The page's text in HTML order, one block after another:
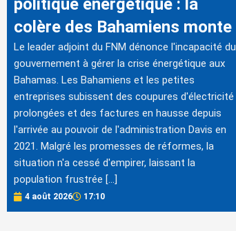
politique énergétique : la
colère des Bahamiens monte
Le leader adjoint du FNM dénonce l'incapacité du
gouvernement à gérer la crise énergétique aux
Bahamas. Les Bahamiens et les petites
entreprises subissent des coupures d'électricité
prolongées et des factures en hausse depuis
l'arrivée au pouvoir de l'administration Davis en
2021. Malgré les promesses de réformes, la
situation n'a cessé d'empirer, laissant la
population frustrée […]
4 août 2026 17:10